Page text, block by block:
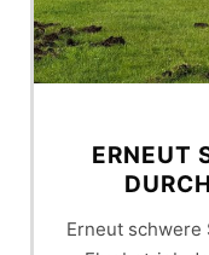
ERNEUT
Erneut schwere